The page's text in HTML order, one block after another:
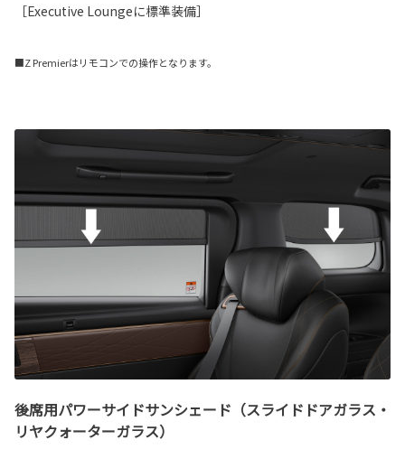
［Executive Loungeに標準装備］
■Z Premierはリモコンでの操作となります。
後席用パワーサイドサンシェード（スライドドアガラス・
リヤクォーターガラス）